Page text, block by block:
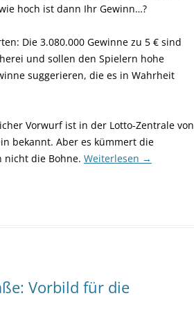
hoch ist dann Ihr Gewinn…?
Die 3.080.000 Gewinne zu 5 € sind
und sollen den Spielern hohe
suggerieren, die es in Wahrheit
Vorwurf ist in der Lotto-Zentrale von
bekannt. Aber es kümmert die
nicht die Bohne. Weiterlesen →
Vorbild für die